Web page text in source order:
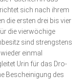
sich nach ihrem
die ersten drei bis vier
die vierwöchige
sind strengs­tens
einmal
Urin für das Dro­
Bescheinigung des